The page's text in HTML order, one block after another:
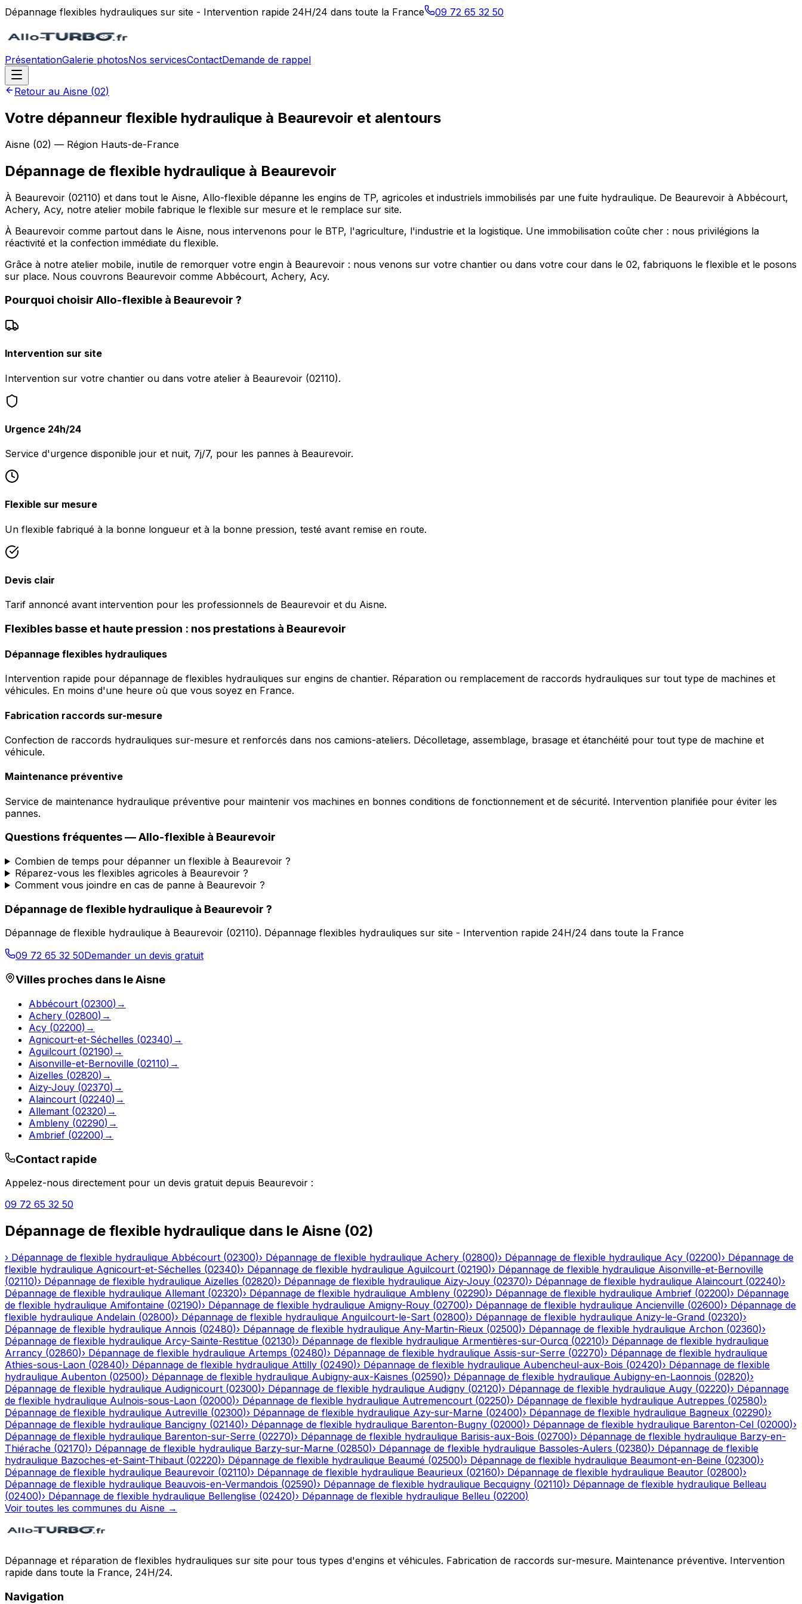
Dépannage flexibles hydrauliques sur site - Intervention rapide 24H/24 dans toute la France 09 72 65 32 50
PrésentationGalerie photosNos servicesContactDemande de rappel
Retour au Aisne (02)
Votre dépanneur flexible hydraulique à Beaurevoir et alentours
Aisne (02) — Région Hauts-de-France
Dépannage de flexible hydraulique à Beaurevoir
À Beaurevoir (02110) et dans tout le Aisne, Allo-flexible dépanne les engins de TP, agricoles et industriels immobilisés par une fuite hydraulique. De Beaurevoir à Abbécourt,
Achery, Acy, notre atelier mobile fabrique le flexible sur mesure et le remplace sur site.
À Beaurevoir comme partout dans le Aisne, nous intervenons pour le BTP, l'agriculture, l'industrie et la logistique. Une immobilisation coûte cher : nous privilégions la
réactivité et la confection immédiate du flexible.
Grâce à notre atelier mobile, inutile de remorquer votre engin à Beaurevoir : nous venons sur votre chantier ou dans votre cour dans le 02, fabriquons le flexible et le posons
sur place. Nous couvrons Beaurevoir comme Abbécourt, Achery, Acy.
Pourquoi choisir Allo-flexible à Beaurevoir ?
Intervention sur site
Intervention sur votre chantier ou dans votre atelier à Beaurevoir (02110).
Urgence 24h/24
Service d'urgence disponible jour et nuit, 7j/7, pour les pannes à Beaurevoir.
Flexible sur mesure
Un flexible fabriqué à la bonne longueur et à la bonne pression, testé avant remise en route.
Devis clair
Tarif annoncé avant intervention pour les professionnels de Beaurevoir et du Aisne.
Flexibles basse et haute pression : nos prestations à Beaurevoir
Dépannage flexibles hydrauliques
Intervention rapide pour dépannage de flexibles hydrauliques sur engins de chantier. Réparation ou remplacement de raccords hydrauliques sur tout type de machines et
véhicules. En moins d'une heure où que vous soyez en France.
Fabrication raccords sur-mesure
Confection de raccords hydrauliques sur-mesure et renforcés dans nos camions-ateliers. Décolletage, assemblage, brasage et étanchéité pour tout type de machine et
véhicule.
Maintenance préventive
Service de maintenance hydraulique préventive pour maintenir vos machines en bonnes conditions de fonctionnement et de sécurité. Intervention planifiée pour éviter les
pannes.
Questions fréquentes —Allo-flexible à Beaurevoir
Combien de temps pour dépanner un flexible à Beaurevoir ?
Réparez-vous les flexibles agricoles à Beaurevoir ?
Comment vous joindre en cas de panne à Beaurevoir ?
Dépannage de flexible hydraulique à Beaurevoir ?
Dépannage de flexible hydraulique à Beaurevoir (02110). Dépannage flexibles hydrauliques sur site - Intervention rapide 24H/24 dans toute la France
09 72 65 32 50Demander un devis gratuit
Villes proches dans leAisne
Abbécourt (02300) →
Achery (02800) →
Acy (02200) →
Agnicourt-et-Séchelles (02340) →
Aguilcourt (02190) →
Aisonville-et-Bernoville (02110) →
Aizelles (02820) →
Aizy-Jouy (02370) →
Alaincourt (02240) →
Allemant (02320) →
Ambleny (02290) →
Ambrief (02200) →
Contact rapide
Appelez-nous directement pour un devis gratuit depuis Beaurevoir :
09 72 65 32 50
Dépannage de flexible hydraulique dans le Aisne (02)
› Dépannage de flexible hydraulique Abbécourt (02300)› Dépannage de flexible hydraulique Achery (02800)› Dépannage de flexible hydraulique Acy (02200)› Dépannage de
flexible hydraulique Agnicourt-et-Séchelles (02340)› Dépannage de flexible hydraulique Aguilcourt (02190)› Dépannage de flexible hydraulique Aisonville-et-Bernoville
(02110)› Dépannage de flexible hydraulique Aizelles (02820)› Dépannage de flexible hydraulique Aizy-Jouy (02370)› Dépannage de flexible hydraulique Alaincourt (02240)›
Dépannage de flexible hydraulique Allemant (02320)› Dépannage de flexible hydraulique Ambleny (02290)› Dépannage de flexible hydraulique Ambrief (02200)› Dépannage
de flexible hydraulique Amifontaine (02190)› Dépannage de flexible hydraulique Amigny-Rouy (02700)› Dépannage de flexible hydraulique Ancienville (02600)› Dépannage de
flexible hydraulique Andelain (02800)› Dépannage de flexible hydraulique Anguilcourt-le-Sart (02800)› Dépannage de flexible hydraulique Anizy-le-Grand (02320)›
Dépannage de flexible hydraulique Annois (02480)› Dépannage de flexible hydraulique Any-Martin-Rieux (02500)› Dépannage de flexible hydraulique Archon (02360)›
Dépannage de flexible hydraulique Arcy-Sainte-Restitue (02130)› Dépannage de flexible hydraulique Armentières-sur-Ourcq (02210)› Dépannage de flexible hydraulique
Arrancy (02860)› Dépannage de flexible hydraulique Artemps (02480)› Dépannage de flexible hydraulique Assis-sur-Serre (02270)› Dépannage de flexible hydraulique
Athies-sous-Laon (02840)› Dépannage de flexible hydraulique Attilly (02490)› Dépannage de flexible hydraulique Aubencheul-aux-Bois (02420)› Dépannage de flexible
hydraulique Aubenton (02500)› Dépannage de flexible hydraulique Aubigny-aux-Kaisnes (02590)› Dépannage de flexible hydraulique Aubigny-en-Laonnois (02820)›
Dépannage de flexible hydraulique Audignicourt (02300)› Dépannage de flexible hydraulique Audigny (02120)› Dépannage de flexible hydraulique Augy (02220)› Dépannage
de flexible hydraulique Aulnois-sous-Laon (02000)› Dépannage de flexible hydraulique Autremencourt (02250)› Dépannage de flexible hydraulique Autreppes (02580)›
Dépannage de flexible hydraulique Autreville (02300)› Dépannage de flexible hydraulique Azy-sur-Marne (02400)› Dépannage de flexible hydraulique Bagneux (02290)›
Dépannage de flexible hydraulique Bancigny (02140)› Dépannage de flexible hydraulique Barenton-Bugny (02000)› Dépannage de flexible hydraulique Barenton-Cel (02000)›
Dépannage de flexible hydraulique Barenton-sur-Serre (02270)› Dépannage de flexible hydraulique Barisis-aux-Bois (02700)› Dépannage de flexible hydraulique Barzy-en-
Thiérache (02170)› Dépannage de flexible hydraulique Barzy-sur-Marne (02850)› Dépannage de flexible hydraulique Bassoles-Aulers (02380)› Dépannage de flexible
hydraulique Bazoches-et-Saint-Thibaut (02220)› Dépannage de flexible hydraulique Beaumé (02500)› Dépannage de flexible hydraulique Beaumont-en-Beine (02300)›
Dépannage de flexible hydraulique Beaurevoir (02110)› Dépannage de flexible hydraulique Beaurieux (02160)› Dépannage de flexible hydraulique Beautor (02800)›
Dépannage de flexible hydraulique Beauvois-en-Vermandois (02590)› Dépannage de flexible hydraulique Becquigny (02110)› Dépannage de flexible hydraulique Belleau
(02400)› Dépannage de flexible hydraulique Bellenglise (02420)› Dépannage de flexible hydraulique Belleu (02200)
Voir toutes les communes du Aisne →
Dépannage et réparation de flexibles hydrauliques sur site pour tous types d'engins et véhicules. Fabrication de raccords sur-mesure. Maintenance préventive. Intervention
rapide dans toute la France, 24H/24.
Navigation